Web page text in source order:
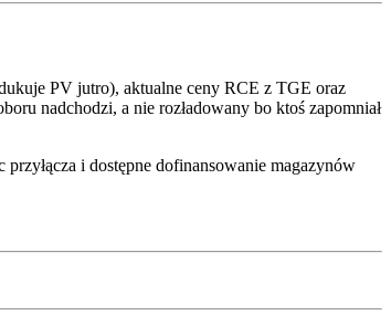
PV jutro), aktualne ceny RCE z TGE oraz
nadchodzi, a nie rozładowany bo ktoś zapomniał
i dostępne dofinansowanie magazynów